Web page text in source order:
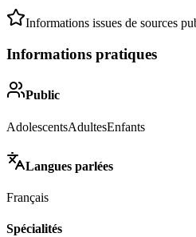
Informations issues de sources
Informations pratiques
Public
AdolescentsAdultesEnfants
Langues parlées
Français
Spécialités